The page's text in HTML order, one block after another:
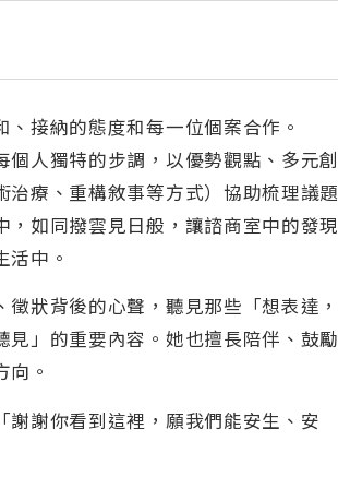
接納的態度和每一位個案合作。
人獨特的步調，以優勢觀點、多元創
治療、重構敘事等方式）協助梳理議題
，如同撥雲見日般，讓諮商室中的發現
活中。
狀背後的心聲，聽見那些「想表達，
見」的重要內容。她也擅長陪伴、鼓勵
。
謝謝你看到這裡，願我們能安生、安